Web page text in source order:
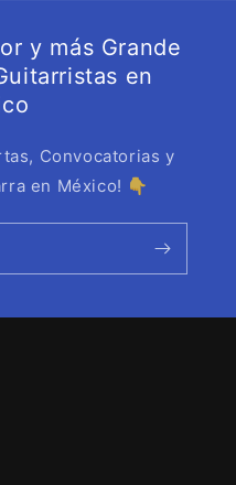
y más Grande
en
Convocatorias y
en México! 👇